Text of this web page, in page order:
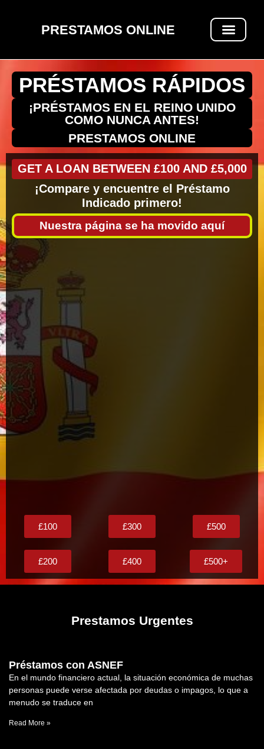
PRESTAMOS ONLINE
PRÉSTAMOS RÁPIDOS
¡PRÉSTAMOS EN EL REINO UNIDO
COMO NUNCA ANTES!
PRESTAMOS ONLINE
GET A LOAN BETWEEN £100 AND £5,000
¡Compare y encuentre el Préstamo
Indicado primero!
Nuestra página se ha movido aquí
£100 £300 £500
£200 £400 £500+
Prestamos Urgentes
Préstamos con ASNEF
En el mundo financiero actual, la situación económica de muchas
personas puede verse afectada por deudas o impagos, lo que a
menudo se traduce en
Read More »